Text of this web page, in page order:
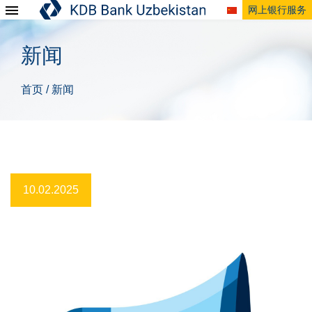
网上银行服务
新闻
首页 / 新闻
10.02.2025